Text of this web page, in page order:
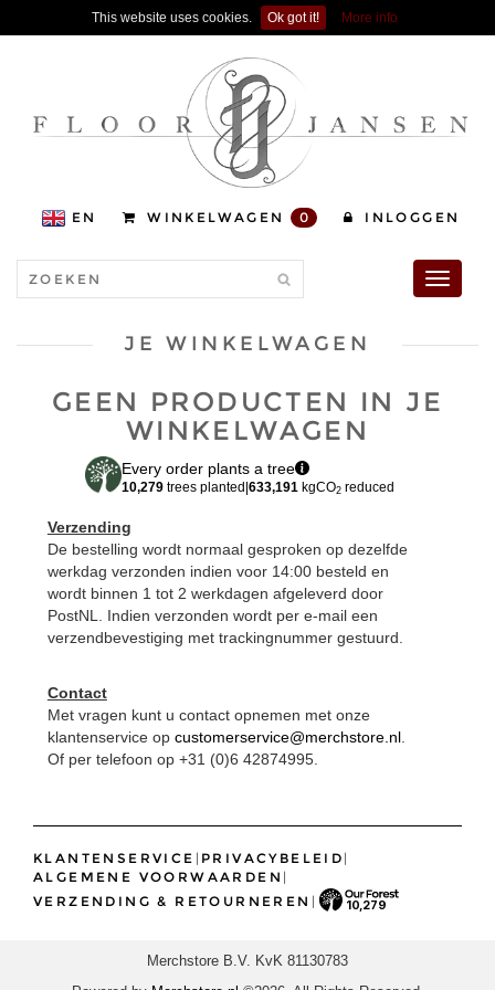
This website uses cookies. Ok got it! More info
EN WINKELWAGEN 0 INLOGGEN
Toggle
JE WINKELWAGEN
GEEN PRODUCTEN IN JE
WINKELWAGEN
Every order plants a tree
10,279trees planted|633,191 kgCO2reduced
Verzending
De bestelling wordt normaal gesproken op dezelfde
werkdag verzonden indien voor 14:00 besteld en
wordt binnen 1 tot 2 werkdagen afgeleverd door
PostNL. Indien verzonden wordt per e-mail een
verzendbevestiging met trackingnummer gestuurd.
Contact
Met vragen kunt u contact opnemen met onze
klantenservice op customerservice@merchstore.nl.
Of per telefoon op +31 (0)6 42874995.
KLANTENSERVICE | PRIVACYBELEID |
ALGEMENE VOORWAARDEN |
VERZENDING & RETOURNEREN | 10,279
Merchstore B.V. KvK 81130783